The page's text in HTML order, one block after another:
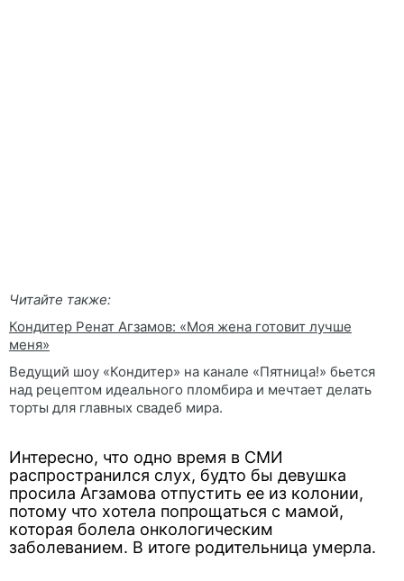
Читайте также:
Кондитер Ренат Агзамов: «Моя жена готовит лучше
меня»
Ведущий шоу «Кондитер» на канале «Пятница!» бьется
над рецептом идеального пломбира и мечтает делать
торты для главных свадеб мира.
Интересно, что одно время в СМИ
распространился слух, будто бы девушка
просила Агзамова отпустить ее из колонии,
потому что хотела попрощаться с мамой,
которая болела онкологическим
заболеванием. В итоге родительница умерла.